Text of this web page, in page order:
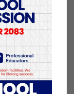
पदमा बलभद्र
न्यौपाने
रोहना श्रेष्ठ